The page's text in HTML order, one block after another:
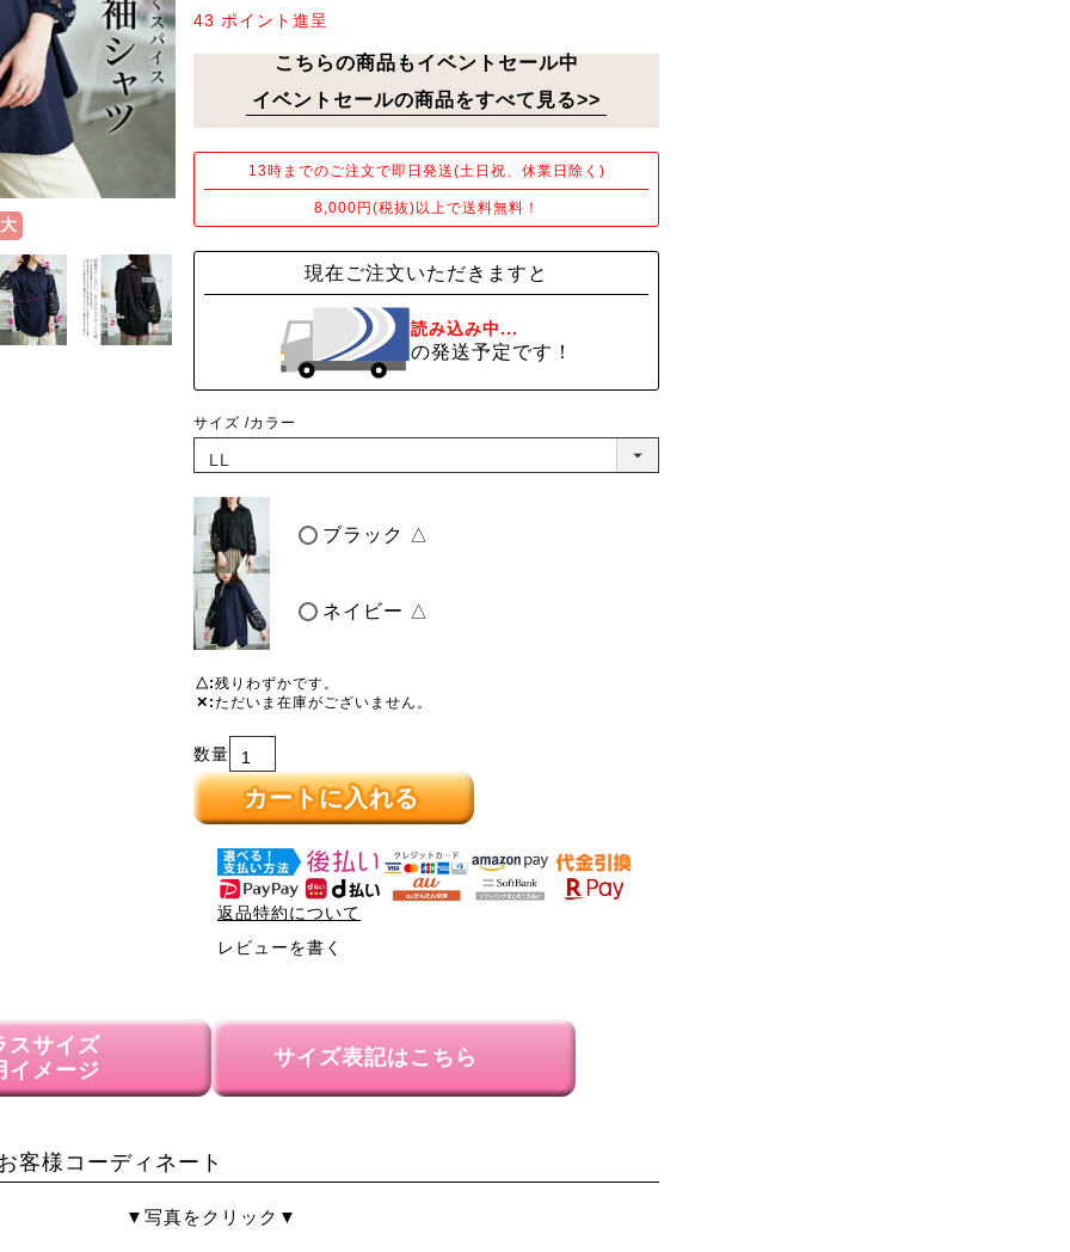
43 ポイント進呈
こちらの商品もイベントセール中
イベントセールの商品をすべて見る>>
13時までのご注文で即日発送(土日祝、休業日除く)
8,000円(税抜)以上で送料無料！
現在ご注文いただきますと
読み込み中...
の発送予定です！
サイズ カラー
ブラック △
ネイビー △
△ 残りわずかです。
✕ ただいま在庫がございません。
カートに入れる
返品特約について
レビューを書く
スサイズ
イメージ
サイズ表記はこちら
客様コーディネート
▼写真をクリック▼